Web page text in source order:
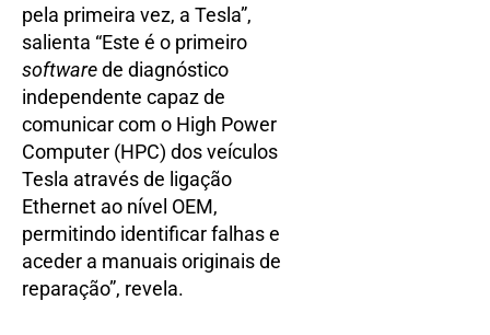
pela primeira vez, a Tesla”,
salienta “Este é o primeiro
softwarede diagnóstico
independente capaz de
comunicar com o High Power
Computer (HPC) dos veículos
Tesla através de ligação
Ethernet ao nível OEM,
permitindo identificar falhas e
aceder a manuais originais de
reparação”, revela.